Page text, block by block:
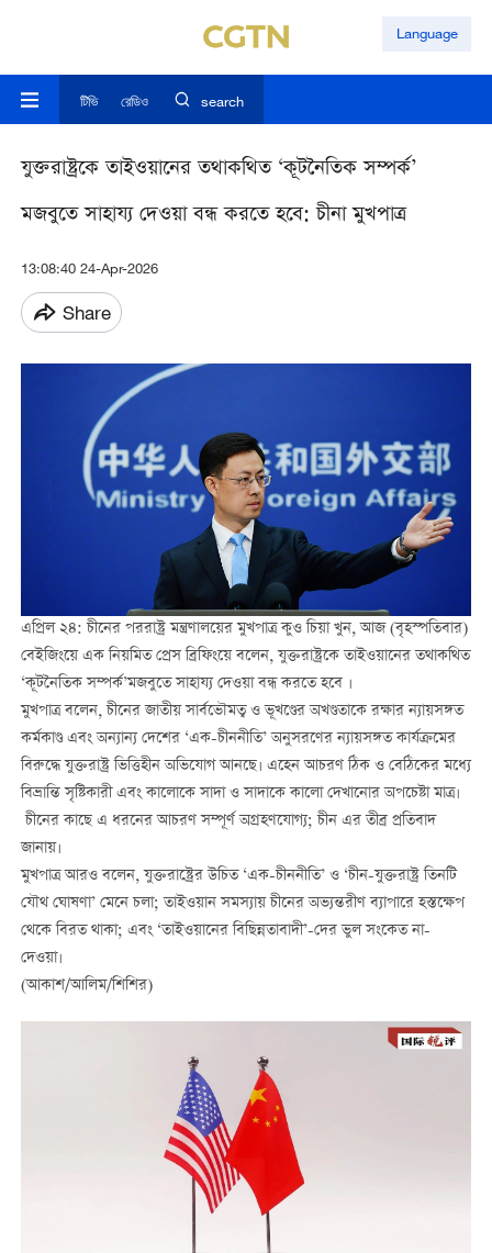
Language
টিভি রেডিও search
যুক্তরাষ্ট্রকে তাইওয়ানের তথাকথিত ‘কূটনৈতিক সম্পর্ক’
মজবুতে সাহায্য দেওয়া বন্ধ করতে হবে: চীনা মুখপাত্র
13:08:40 24-Apr-2026
Share
এপ্রিল ২৪: চীনের পররাষ্ট্র মন্ত্রণালয়ের মুখপাত্র কুও চিয়া খুন, আজ (বৃহস্পতিবার)
বেইজিংয়ে এক নিয়মিত প্রেস ব্রিফিংয়ে বলেন, যুক্তরাষ্ট্রকে তাইওয়ানের তথাকথিত
‘কূটনৈতিক সম্পর্ক’মজবুতে সাহায্য দেওয়া বন্ধ করতে হবে ।
মুখপাত্র বলেন, চীনের জাতীয় সার্বভৌমত্ব ও ভূখণ্ডের অখণ্ডতাকে রক্ষার ন্যায়সঙ্গত
কর্মকাণ্ড এবং অন্যান্য দেশের ‘এক-চীননীতি’ অনুসরণের ন্যায়সঙ্গত কার্যক্রমের
বিরুদ্ধে যুক্তরাষ্ট্র ভিত্তিহীন অভিযোগ আনছে। এহেন আচরণ ঠিক ও বেঠিকের মধ্যে
বিভ্রান্তি সৃষ্টিকারী এবং কালোকে সাদা ও সাদাকে কালো দেখানোর অপচেষ্টা মাত্র।
চীনের কাছে এ ধরনের আচরণ সম্পূর্ণ অগ্রহণযোগ্য; চীন এর তীব্র প্রতিবাদ
জানায়।
মুখপাত্র আরও বলেন, যুক্তরাষ্ট্রের উচিত ‘এক-চীননীতি’ ও ‘চীন-যুক্তরাষ্ট্র তিনটি
যৌথ ঘোষণা’ মেনে চলা; তাইওয়ান সমস্যায় চীনের অভ্যন্তরীণ ব্যাপারে হস্তক্ষেপ
থেকে বিরত থাকা; এবং ‘তাইওয়ানের বিছিন্নতাবাদী’-দের ভুল সংকেত না-
দেওয়া।
(আকাশ/আলিম/শিশির)